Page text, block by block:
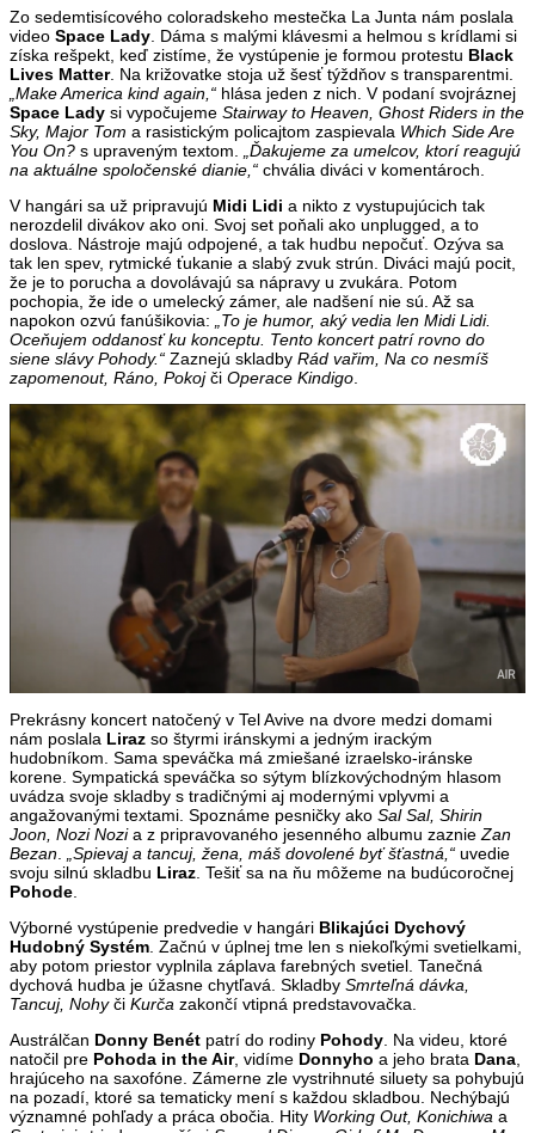
Zo sedemtisícového coloradskeho mestečka La Junta nám poslala
video Space Lady . Dáma s malými klávesmi a helmou s krídlami si
získa rešpekt, keď zistíme, že vystúpenie je formou protestu Black
Lives Matter. Na križovatke stoja už šesť týždňov s transparentmi.
„Make America kind again,“ hlása jeden z nich. V podaní svojráznej
Space Lady si vypočujeme Stairway to Heaven, Ghost Riders in the
Sky, Major Tom a rasistickým policajtom zaspievala Which Side Are
You On? s upraveným textom.
„Ďakujeme za umelcov, ktorí reagujú
na aktuálne spoločenské dianie,“ chvália diváci v komentároch.
V hangári sa už pripravujú Midi Lidi a nikto z vystupujúcich tak
nerozdelil divákov ako oni. Svoj set poňali ako unplugged, a to
doslova. Nástroje majú odpojené, a tak hudbu nepočuť. Ozýva sa
tak len spev, rytmické ťukanie a slabý zvuk strún. Diváci majú pocit,
že je to porucha a dovolávajú sa nápravy u zvukára. Potom
pochopia, že ide o umelecký zámer, ale nadšení nie sú. Až sa
napokon ozvú fanúšikovia:
„To je humor, aký vedia len Midi Lidi.
Oceňujem oddanosť ku konceptu. Tento koncert patrí rovno do
siene slávy Pohody.“ Zaznejú skladby Rád vařim, Na co nesmíš
zapomenout, Ráno, Pokojči Operace Kindigo
Prekrásny koncert natočený v Tel Avive na dvore medzi domami
nám poslala Liraz so štyrmi iránskymi a jedným irackým
hudobníkom. Sama speváčka má zmiešané izraelsko-iránske
korene. Sympatická speváčka so sýtym blízkovýchodným hlasom
uvádza svoje skladby s tradičnými aj modernými vplyvmi a
angažovanými textami. Spoznáme pesničky ako Sal Sal, Shirin
Joon, Nozi Nozia z pripravovaného jesenného albumu zaznie Zan
Bezan
„Spievaj a tancuj, žena, máš dovolené byť šťastná,“ uvedie
svoju silnú skladbu Liraz . Tešiť sa na ňu môžeme na budúcoročnej
Pohode
Výborné vystúpenie predvedie v hangári Blikajúci Dychový
Hudobný Systém . Začnú v úplnej tme len s niekoľkými svetielkami,
aby potom priestor vyplnila záplava farebných svetiel. Tanečná
dychová hudba je úžasne chytľavá. Skladby Smrteľná dávka,
Tancuj, Nohyči Kurča zakončí vtipná predstavovačka.
Austrálčan Donny Benét patrí do rodiny Pohody . Na videu, ktoré
natočil pre Pohoda in the Air, vidíme Donnyho a jeho brata Dana
hrajúceho na saxofóne. Zámerne zle vystrihnuté siluety sa pohybujú
na pozadí, ktoré sa tematicky mení s každou skladbou. Nechýbajú
významné pohľady a práca obočia. Hity Working Out, Konichiwa a